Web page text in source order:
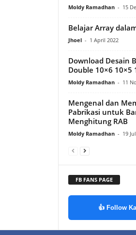
Moldy Ramadhan - 15
Belajar Array
Jhoel - 1 April 2022
Download Desain
Double 10×6 10×5
Moldy Ramadhan - 11
Mengenal dan
Pabrikasi untuk
Menghitung RAB
Moldy Ramadhan - 19
FB FANS PAGE
👍 Follow